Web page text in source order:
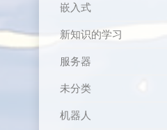
嵌入式
新知识的学习
服务器
未分类
机器人